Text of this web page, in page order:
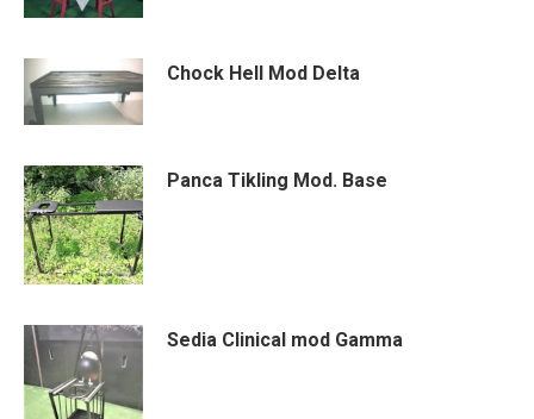
Chock Hell Mod Delta
Panca Tikling Mod. Base
Sedia Clinical mod Gamma